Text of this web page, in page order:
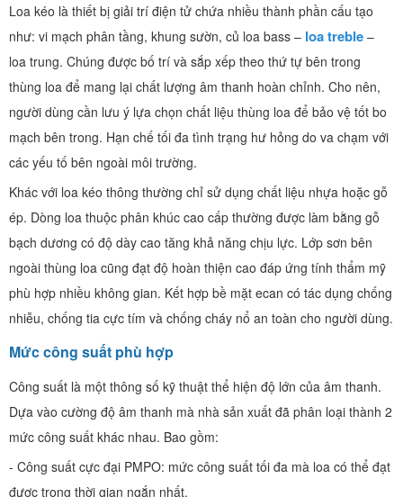
Loa kéo là thiết bị giải trí điện tử chứa nhiều thành phần cấu tạo
như: vi mạch phân tầng, khung sườn, củ loa bass – loa treble –
loa trung. Chúng được bố trí và sắp xếp theo thứ tự bên trong
thùng loa để mang lại chất lượng âm thanh hoàn chỉnh. Cho nên,
người dùng cần lưu ý lựa chọn chất liệu thùng loa để bảo vệ tốt bo
mạch bên trong. Hạn chế tối đa tình trạng hư hỏng do va chạm với
các yếu tố bên ngoài môi trường.
Khác với loa kéo thông thường chỉ sử dụng chất liệu nhựa hoặc gỗ
ép. Dòng loa thuộc phân khúc cao cấp thường được làm bằng gỗ
bạch dương có độ dày cao tăng khả năng chịu lực. Lớp sơn bên
ngoài thùng loa cũng đạt độ hoàn thiện cao đáp ứng tính thẩm mỹ
phù hợp nhiều không gian. Kết hợp bề mặt ecan có tác dụng chống
nhiễu, chống tia cực tím và chống cháy nổ an toàn cho người dùng.
Mức công suất phù hợp
Công suất là một thông số kỹ thuật thể hiện độ lớn của âm thanh.
Dựa vào cường độ âm thanh mà nhà sản xuất đã phân loại thành 2
mức công suất khác nhau. Bao gồm:
- Công suất cực đại PMPO: mức công suất tối đa mà loa có thể đạt
được trong thời gian ngắn nhất.